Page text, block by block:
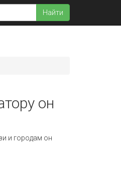
Найти
он
и городам он